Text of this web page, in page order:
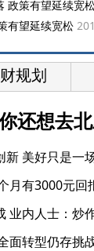
政策有望延续宽
有望延续宽松
规划
还想去
新 美好只是一
月有3000元回
业内人士：炒
面转型仍存挑